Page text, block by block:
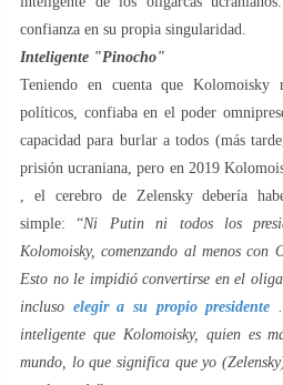
confianza en su propia singularidad.
Inteligente "Pinocho"
Teniendo en cuenta que Kolomoisky
políticos, confiaba en el poder
capacidad para burlar a todos (más
prisión ucraniana, pero en 2019
, el cerebro de Zelensky debería
simple: “Ni Putin ni todos los
Kolomoisky, comenzando al menos con
Esto no le impidió convertirse en el
incluso elegir a su propio presidente
inteligente que Kolomoisky, quien es
mundo, lo que significa que yo